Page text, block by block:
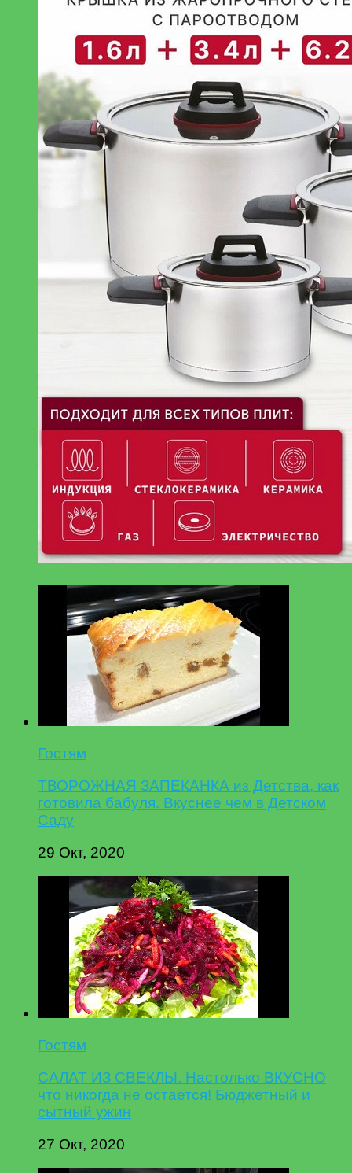
Гостям
ТВОРОЖНАЯ ЗАПЕКАНКА из Детства, как
готовила бабуля. Вкуснее чем в Детском
Саду
29 Окт, 2020
Гостям
САЛАТ ИЗ СВЕКЛЫ. Настолько ВКУСНО
что никогда не остается! Бюджетный и
сытный ужин
27 Окт, 2020